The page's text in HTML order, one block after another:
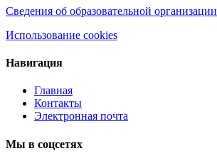
Сведения об образовательной организации
Использование cookies
Навигация
Главная
Контакты
Электронная почта
Мы в соцсетях